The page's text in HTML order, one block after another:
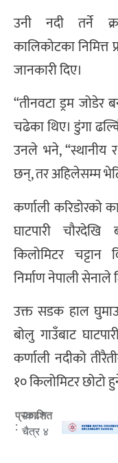
उनी नदी तर्ने
कालिकोटका निमित्त
जानकारी दिए।
“तीनवटा ड्रम जोडेर
चढेका थिए। डुंगा
उनले भने, “स्थानीय
छन्, तर अहिलेसम्म
कर्णाली करिडोरको
घाटपारी
किलोमिटर चट्टान
निर्माण नेपाली सेनाले
उक्त सडक हाल
बोलु गाउँबाट
कर्णाली नदीको
१० किलोमिटर छोटो
प्रकाशित
:
२०८१
चैत्र ४